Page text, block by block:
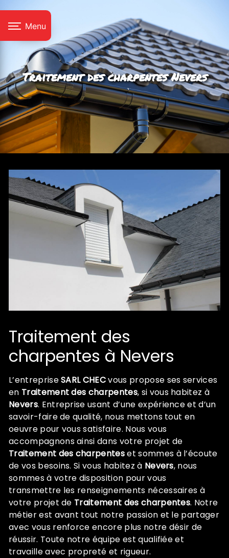
Menu
Traitement des charpentes Nevers
Traitement des
charpentes à Nevers
L’entrepriseSARL CHECvous propose ses services
en Traitement des charpentes, si vous habitez à
Nevers. Entreprise usant d’une expérience et d’un
savoir-faire de qualité, nous mettons tout en
oeuvre pour vous satisfaire. Nous vous
accompagnons ainsi dans votre projet de
Traitement des charpenteset sommes à l’écoute
de vos besoins. Si vous habitez à Nevers, nous
sommes à votre disposition pour vous
transmettre les renseignements nécessaires à
votre projet de Traitement des charpentes. Notre
métier est avant tout notre passion et le partager
avec vous renforce encore plus notre désir de
réussir. Toute notre équipe est qualifiée et
travaille avec propreté et rigueur.